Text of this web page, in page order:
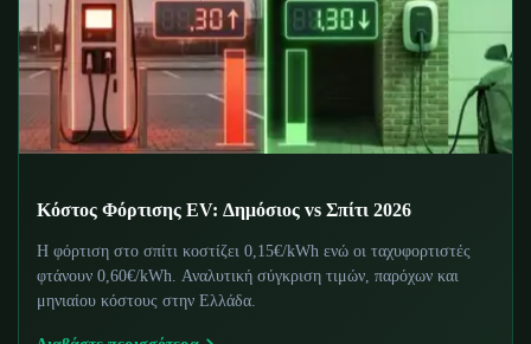
Κόστος Φόρτισης EV: Δημόσιος vs Σπίτι 2026
Η φόρτιση στο σπίτι κοστίζει 0,15€/kWh ενώ οι ταχυφορτιστές
φτάνουν 0,60€/kWh. Αναλυτική σύγκριση τιμών, παρόχων και
μηνιαίου κόστους στην Ελλάδα.